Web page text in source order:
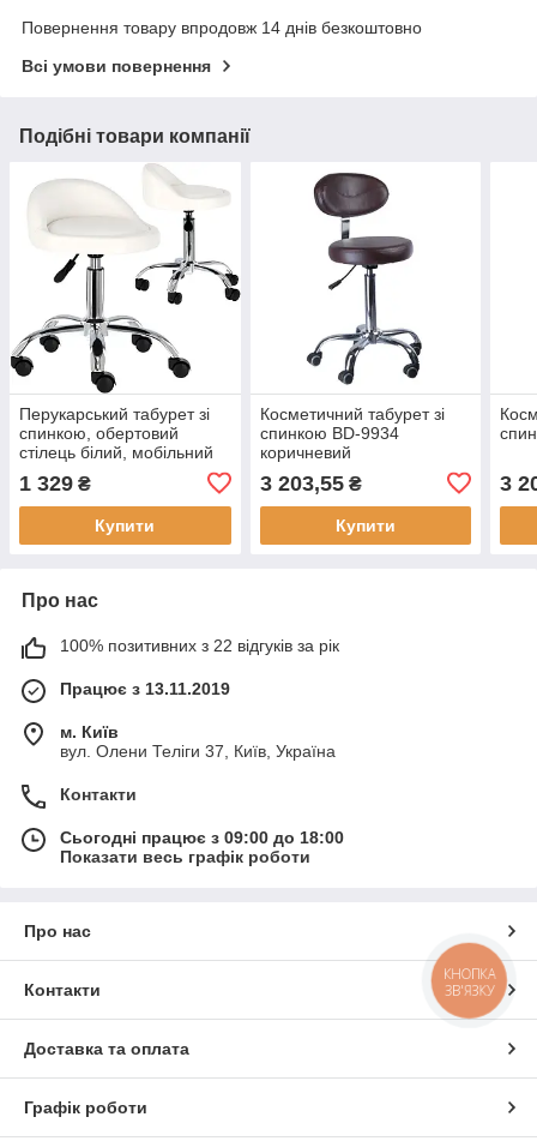
Повернення товару впродовж 14 днів безкоштовно
Всі умови повернення
Подібні товари компанії
Перукарський табурет зі
спинкою, обертовий
стілець білий, мобільний
1 329 ₴
Купити
Косметичний табурет зі
спинкою BD-9934
коричневий
3 203,55₴
Купити
3
Про нас
100% позитивних з 22 відгуків за рік
Працює з 13.11.2019
м. Київ
вул. Олени Теліги 37, Київ, Україна
Контакти
Сьогодні працює з 09:00 до 18:00
Показати весь графік роботи
Про нас
Контакти
Доставка та оплата
Графік роботи
КНОПКА
ЗВ'ЯЗКУ